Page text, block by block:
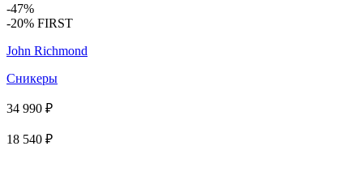
-47%
-20% FIRST
John Richmond
Сникеры
34 990 ₽
18 540 ₽